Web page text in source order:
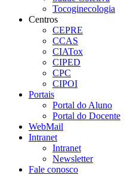
Tocoginecologia
Centros
CEPRE
CCAS
CIATox
CIPED
CPC
CIPOI
Portais
Portal do Aluno
Portal do Docente
WebMail
Intranet
Intranet
Newsletter
Fale conosco